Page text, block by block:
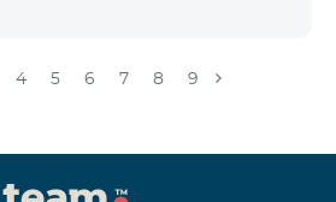
5000 unlimit», который
60 TV каналов.
плата за тарифный план
4 5 6 7 8 9